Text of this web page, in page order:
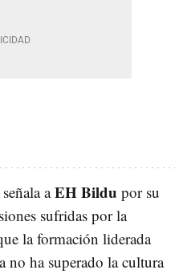
aEH Bildu por su
sufridas por la
la formación liderada
no ha superado la cultura